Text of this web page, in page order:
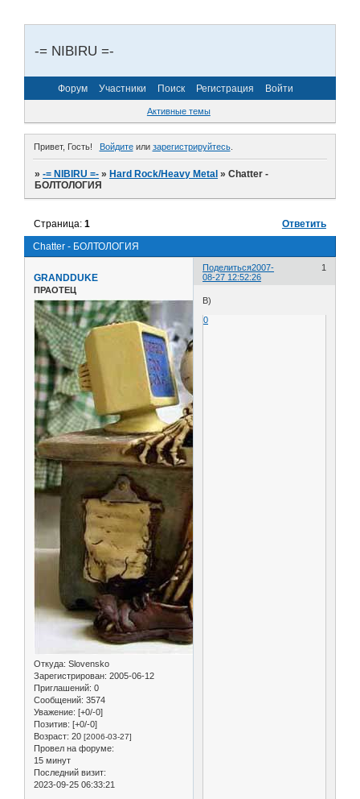
-= NIBIRU =-
Форум Участники Поиск Регистрация Войти
Активные темы
Привет, Гость! Войдитеили зарегистрируйтесь.
»-= NIBIRU =- »Hard Rock/Heavy Metal »Chatter -
БОЛТОЛОГИЯ
Chatter - БОЛТОЛОГИЯ
Страница:1 Ответить
Поделиться 1
2007-
08-27 12:52:26
GRANDDUKE
ПРАОТЕЦ
Откуда: Slovensko
Зарегистрирован: 2005-06-12
Приглашений: 0
Сообщений: 3574
Уважение: [+0/-0]
Позитив: [+0/-0]
Возраст: 20 [2006-03-27]
Провел на форуме:
15 минут
Последний визит:
2023-09-25 06:33:21
B)
0